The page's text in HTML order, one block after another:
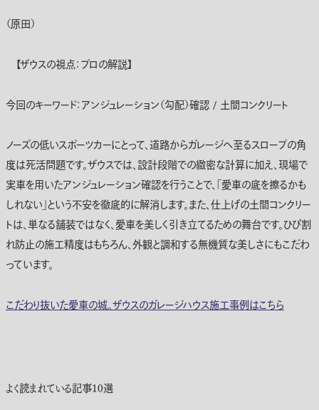
（原田）
【ザウスの視点：プロの解説】
今回のキーワード：アンジュレーション（勾配）確認 / 土間コンクリート
ノーズの低いスポーツカーにとって、道路からガレージへ至るスロープの角
度は死活問題です。ザウスでは、設計段階での緻密な計算に加え、現場で
実車を用いたアンジュレーション確認を行うことで、「愛車の底を擦るかも
しれない」という不安を徹底的に解消します。また、仕上げの土間コンクリー
トは、単なる舗装ではなく、愛車を美しく引き立てるための舞台です。ひび割
れ防止の施工精度はもちろん、外観と調和する無機質な美しさにもこだわ
っています。
こだわり抜いた愛車の城。ザウスのガレージハウス施工事例はこちら
よく読まれている記事10選